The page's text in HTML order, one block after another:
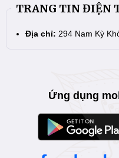
TRANG TIN ĐIỆN
Địa chỉ: 294 Nam Kỳ
Ứng dụng